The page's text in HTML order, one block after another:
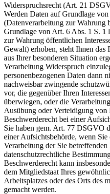
Widerspruchsrecht (Art. 21
Werden Daten auf Grundlage
(Datenverarbeitung zur Wahrung
Grundlage von Art. 6 Abs. 1 S.
zur Wahrung öffentlichen
Gewalt) erhoben, steht Ihnen das
aus Ihrer besonderen Situation
Verarbeitung Widerspruch
personenbezogenen Daten dann
nachweisbar zwingende
vor, die gegenüber Ihren
überwiegen, oder die
Ausübung oder Verteidigung von
Beschwerderecht bei einer
Sie haben gem. Art. 77 DSGVO
einer Aufsichtsbehörde, wenn
Verarbeitung der Sie betreffenden
datenschutzrechtliche
Beschwerderecht kann
dem Mitgliedstaat Ihres
Arbeitsplatzes oder des Orts des
gemacht werden.